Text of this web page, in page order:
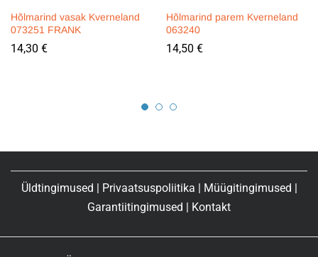
Hõlmarind vasak Kverneland
073251 FRANK
14,30 €
Hõlmarind parem Kverneland
063240
14,50 €
Üldtingimused Privaatsuspoliitika Müügitingimused
Garantiitingimused
Kontakt